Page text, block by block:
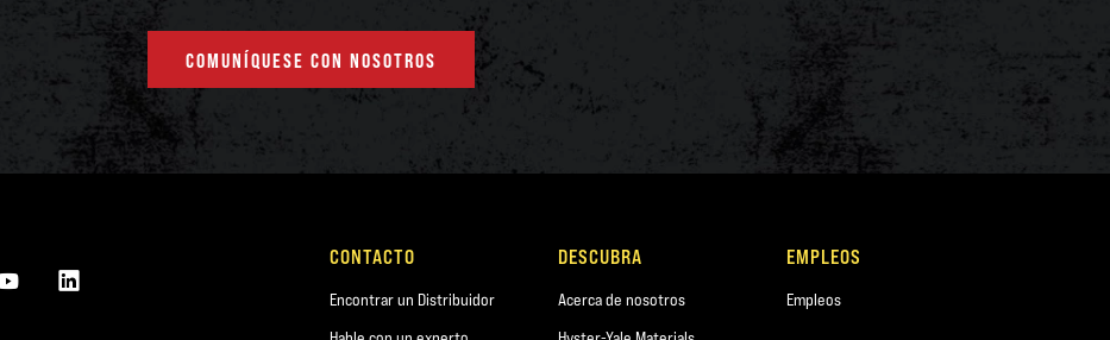
COMUNÍQUESE CON NOSOTROS
CONTACTO
Encontrar un Distribuidor
DESCUBRA
Acerca de nosotros
EMPLEOS
Empleos